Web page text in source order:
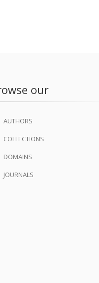
our
AUTHORS
COLLECTIONS
DOMAINS
JOURNALS